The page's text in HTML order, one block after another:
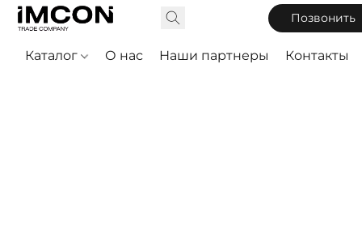
Позвонить
Каталог О нас Наши партнеры Контакты